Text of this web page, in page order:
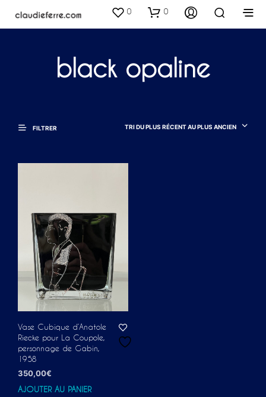
0 0
black opaline
FILTRER TRI DU PLUS RÉCENT AU PLUS ANCIEN
Vase Cubique d’Anatole
Riecke pour La Coupole,
personnage de Gabin,
1958
350,00€
AJOUTER AU PANIER